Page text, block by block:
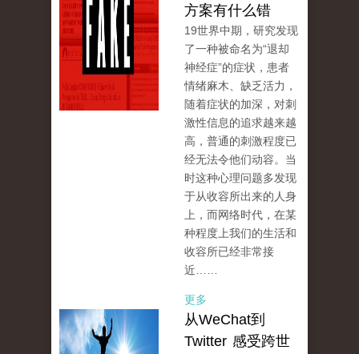
方案有什么错
19世界中期，研究发现
了一种被命名为“退却
神经症”的症状，患者
情绪麻木、缺乏活力，
随着症状的加深，对刺
激性信息的追求越来越
高，普通的刺激程度已
经无法令他们动容。当
时这种心理问题多发现
于从收容所出来的人身
上，而网络时代，在某
种程度上我们的生活和
收容所已经非常接
近……
更多
从WeChat到
Twitter 感受跨世